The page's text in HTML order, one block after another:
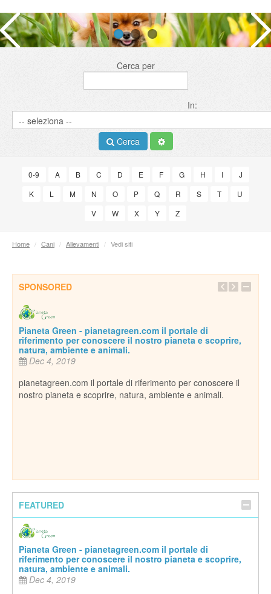
Cerca per
In:
Cerca
0-9 A B C D E F G H I
J
K
L M N O P Q R S T
U
V
W X Y Z
Home / Cani / Allevamenti / Vedi siti
SPONSORED
Pianeta Green - pianetagreen.com il portale di
riferimento per conoscere il nostro pianeta e scoprire,
natura, ambiente e animali.
Dec 4, 2019
pianetagreen.com il portale di riferimento per conoscere il
nostro pianeta e scoprire, natura, ambiente e animali.
FEATURED
Pianeta Green - pianetagreen.com il portale di
riferimento per conoscere il nostro pianeta e scoprire,
natura, ambiente e animali.
Dec 4, 2019